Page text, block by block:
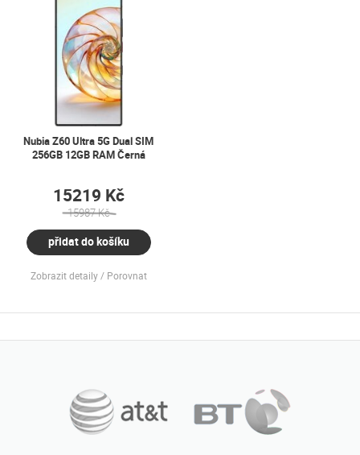
Nubia Z60 Ultra 5G Dual SIM
256GB 12GB RAM Černá
15219 Kč
15987 Kč
přidat do košíku
Zobrazit detaily Porovnat